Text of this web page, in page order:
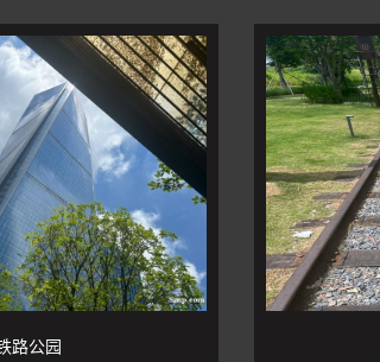
路公园